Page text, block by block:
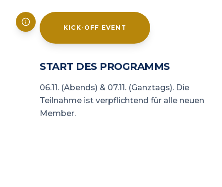
KICK-OFF EVENT
START DES PROGRAMMS
06.11. (Abends) & 07.11. (Ganztags). Die
Teilnahme ist verpflichtend für alle neuen
Member.